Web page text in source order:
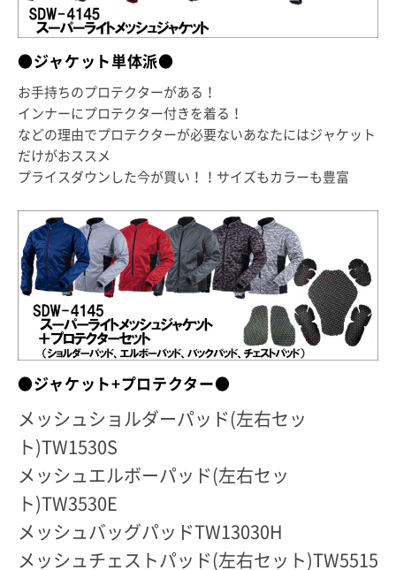
●ジャケット単体派●
お手持ちのプロテクターがある！
インナーにプロテクター付きを着る！
などの理由でプロテクターが必要ないあなたにはジャケット
だけがおススメ
プライスダウンした今が買い！！サイズもカラーも豊富
●ジャケット+プロテクター●
メッシュショルダーパッド(左右セッ
ト)TW1530S
メッシュエルボーパッド(左右セッ
ト)TW3530E
メッシュバッグパッドTW13030H
メッシュチェストパッド(左右セット)TW5515